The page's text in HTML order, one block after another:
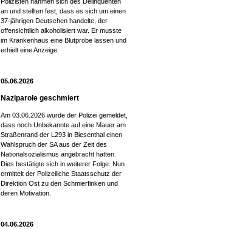
an und stellten fest, dass es sich um einen
37-jährigen Deutschen handelte, der
offensichtlich alkoholisiert war. Er musste
im Krankenhaus eine Blutprobe lassen und
erhielt eine Anzeige.
05.06.2026
Naziparole geschmiert
Am 03.06.2026 wurde der Polizei gemeldet,
dass noch Unbekannte auf eine Mauer am
Straßenrand der L293 in Biesenthal einen
Wahlspruch der SA aus der Zeit des
Nationalsozialismus angebracht hätten.
Dies bestätigte sich in weiterer Folge. Nun
ermittelt der Polizeiliche Staatsschutz der
Direktion Ost zu den Schmierfinken und
deren Motivation.
04.06.2026